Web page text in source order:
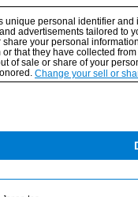
unique personal identifier
advertisements tailored
your personal
that they have collected
of sale or share of your
Change your sell or